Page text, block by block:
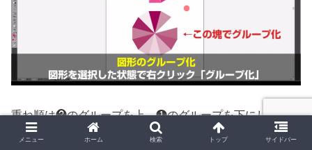
重ね順は❷のグループを上、❶のグループを下にしておき
ます。
メニュー ホーム 検索 トップ サイドバー